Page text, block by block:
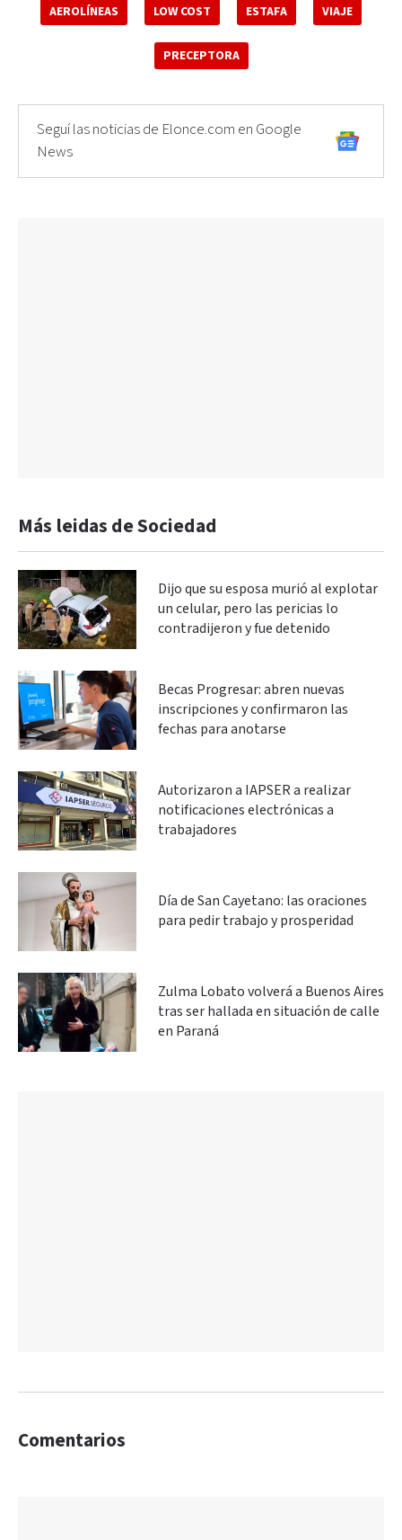
AEROLÍNEAS LOW COST ESTAFA VIAJE
PRECEPTORA
Seguí las noticias de Elonce.com en Google
News
Más leidas de Sociedad
Dijo que su esposa murió al explotar
un celular, pero las pericias lo
contradijeron y fue detenido
Becas Progresar: abren nuevas
inscripciones y confirmaron las
fechas para anotarse
Autorizaron a IAPSER a realizar
notificaciones electrónicas a
trabajadores
Día de San Cayetano: las oraciones
para pedir trabajo y prosperidad
Zulma Lobato volverá a Buenos Aires
tras ser hallada en situación de calle
en Paraná
Comentarios